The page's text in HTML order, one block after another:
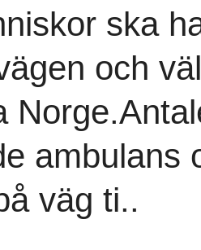
ska
och
ambulans
väg ti..